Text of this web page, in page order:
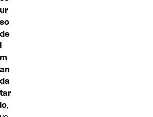
ur
so
de
l
m
an
da
tar
io,